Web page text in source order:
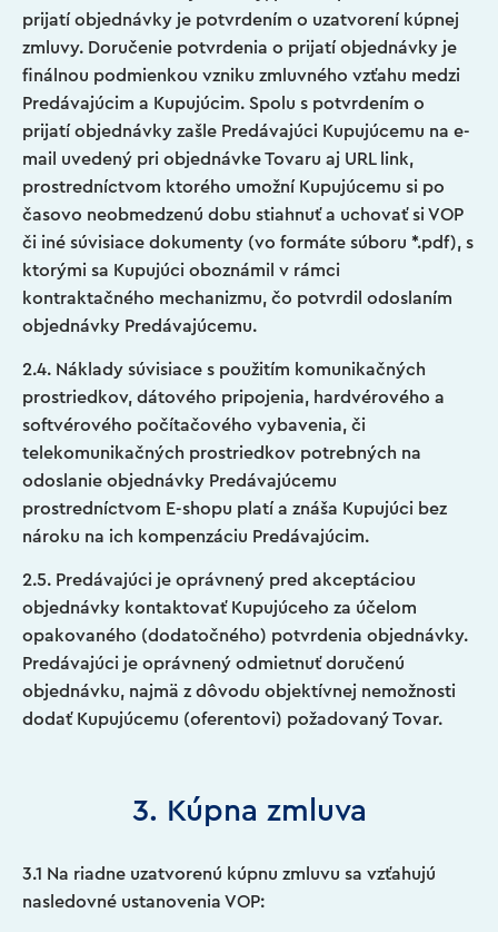
prijatí objednávky je potvrdením o uzatvorení kúpnej
zmluvy. Doručenie potvrdenia o prijatí objednávky je
finálnou podmienkou vzniku zmluvného vzťahu medzi
Predávajúcim a Kupujúcim. Spolu s potvrdením o
prijatí objednávky zašle Predávajúci Kupujúcemu na e-
mail uvedený pri objednávke Tovaru aj URL link,
prostredníctvom ktorého umožní Kupujúcemu si po
časovo neobmedzenú dobu stiahnuť a uchovať si VOP
či iné súvisiace dokumenty (vo formáte súboru *.pdf), s
ktorými sa Kupujúci oboznámil v rámci
kontraktačného mechanizmu, čo potvrdil odoslaním
objednávky Predávajúcemu.
2.4. Náklady súvisiace s použitím komunikačných
prostriedkov, dátového pripojenia, hardvérového a
softvérového počítačového vybavenia, či
telekomunikačných prostriedkov potrebných na
odoslanie objednávky Predávajúcemu
prostredníctvom E-shopu platí a znáša Kupujúci bez
nároku na ich kompenzáciu Predávajúcim.
2.5. Predávajúci je oprávnený pred akceptáciou
objednávky kontaktovať Kupujúceho za účelom
opakovaného (dodatočného) potvrdenia objednávky.
Predávajúci je oprávnený odmietnuť doručenú
objednávku, najmä z dôvodu objektívnej nemožnosti
dodať Kupujúcemu (oferentovi) požadovaný Tovar.
3. Kúpna zmluva
3.1 Na riadne uzatvorenú kúpnu zmluvu sa vzťahujú
nasledovné ustanovenia VOP: